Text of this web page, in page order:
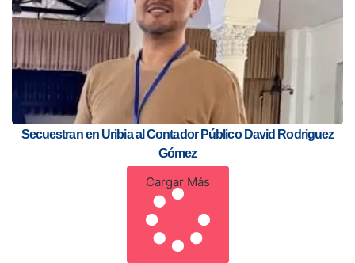
Secuestran en Uribia al Contador Público David Rodriguez
Gómez
Cargar Más